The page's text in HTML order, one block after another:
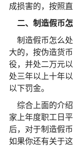
成损害的，按照
二、制造假币
制造假币怎么
大的，按伪造货
役，并处二万元
处三年以上十年
以下罚金。
综合上面的介
家上年度职工日
后，对于制造假
如果你还有关于